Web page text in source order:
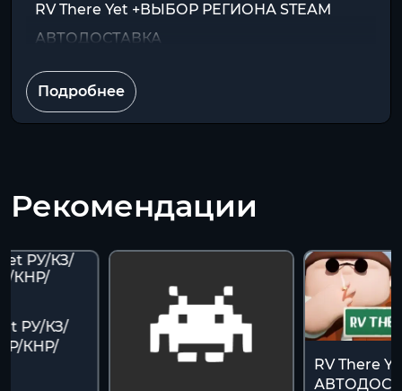
RV There Yet +ВЫБОР РЕГИОНА STEAM
АВТОДОСТАВКА
Подробнее
Рекомендации
РУ/КЗ/
КНР/
RV There